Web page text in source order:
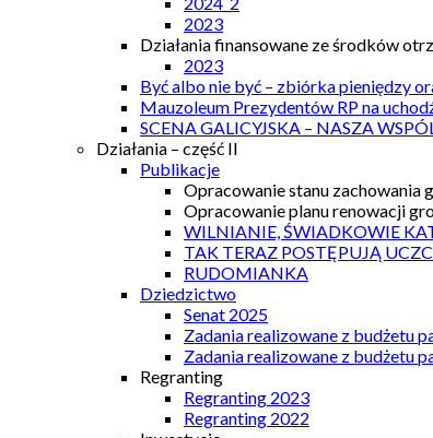
2023
Działania finansowane ze środków
2023
Być albo nie być – zbiórka pieniędzy
Mauzoleum Prezydentów RP na
SCENA GALICYJSKA – NASZA
Działania – część II
Publikacje
Opracowanie stanu
Opracowanie planu renowacji
WILNIANIE, ŚWIADKOWIE
TAK TERAZ POSTĘPUJĄ
RUDOMIANKA
Dziedzictwo
Senat 2025
Zadania realizowane z budżetu
Zadania realizowane z budżetu
Regranting
Regranting 2023
Regranting 2022